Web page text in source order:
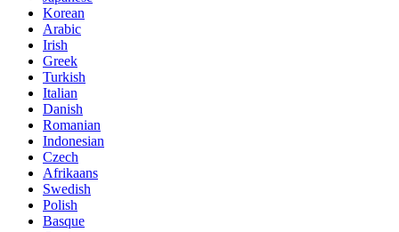
Korean
Arabic
Irish
Greek
Turkish
Italian
Danish
Romanian
Indonesian
Czech
Afrikaans
Swedish
Polish
Basque